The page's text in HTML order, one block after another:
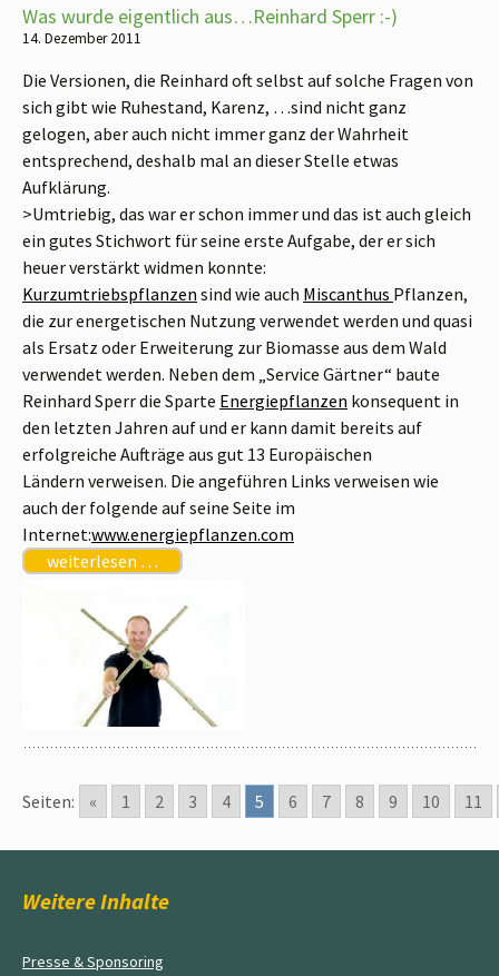
Was wurde eigentlich aus…Reinhard Sperr :-)
14. Dezember 2011
Die Versionen, die Reinhard oft selbst auf solche Fragen von
sich gibt wie Ruhestand, Karenz, …sind nicht ganz
gelogen, aber auch nicht immer ganz der Wahrheit
entsprechend, deshalb mal an dieser Stelle etwas
Aufklärung.
>Umtriebig, das war er schon immer und das ist auch gleich
ein gutes Stichwort für seine erste Aufgabe, der er sich
heuer verstärkt widmen konnte:
Kurzumtriebspflanzen sind wie auch Miscanthus Pflanzen,
die zur energetischen Nutzung verwendet werden und quasi
als Ersatz oder Erweiterung zur Biomasse aus dem Wald
verwendet werden. Neben dem „Service Gärtner“ baute
Reinhard Sperr die Sparte Energiepflanzen konsequent in
den letzten Jahren auf und er kann damit bereits auf
erfolgreiche Aufträge aus gut 13 Europäischen
Ländern verweisen. Die angeführen Links verweisen wie
auch der folgende auf seine Seite im
Internet:www.energiepflanzen.com
weiterlesen …
Seiten: « 1 2 3 4 5 6 7 8 9 10 11
Weitere Inhalte
Presse & Sponsoring